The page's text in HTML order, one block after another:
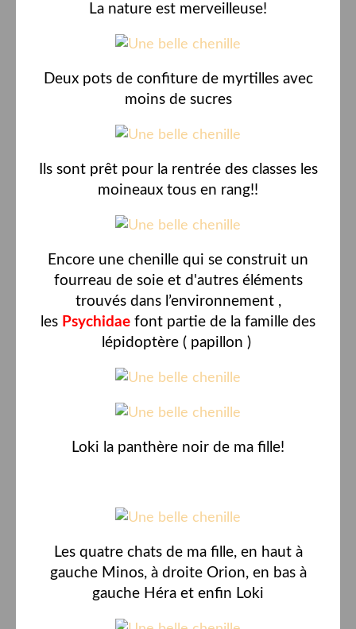
La nature est merveilleuse!
Deux pots de confiture de myrtilles avec
moins de sucres
Ils sont prêt pour la rentrée des classes les
moineaux tous en rang!!
Encore une chenille qui se construit un
fourreau de soie et d'autres éléments
trouvés dans l’environnement ,
les Psychidae font partie de la famille des
lépidoptère ( papillon )
Loki la panthère noir de ma fille!
Les quatre chats de ma fille, en haut à
gauche Minos, à droite Orion, en bas à
gauche Héra et enfin Loki